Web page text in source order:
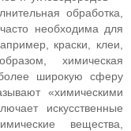
обработка,
необходима для
краски, клеи,
химическая
широкую сферу
«химическими
искусственные
вещества,